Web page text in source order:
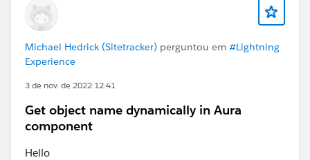
Michael Hedrick (Sitetracker) perguntou em #Lightning
Experience
3 de nov. de 2022 12:41
Get object name dynamically in Aura
component
Hello